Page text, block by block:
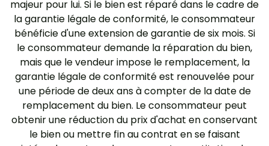
majeur pour lui. Si le bien est réparé dans le cadre de
la garantie légale de conformité, le consommateur
bénéficie d'une extension de garantie de six mois. Si
le consommateur demande la réparation du bien,
mais que le vendeur impose le remplacement, la
garantie légale de conformité est renouvelée pour
une période de deux ans à compter de la date de
remplacement du bien. Le consommateur peut
obtenir une réduction du prix d'achat en conservant
le bien ou mettre fin au contrat en se faisant